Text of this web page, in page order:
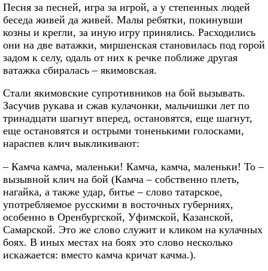
Песня за песней, игра за игрой, а у степенных людей
беседа живей да живей. Малы ребятки, покинувши
козны и крегли, за иную игру принялись. Расходились
они на две ватажки, миршенская становилась под горой
задом к селу, одаль от них к речке поближе другая
ватажка сбиралась – якимовская.
Стали якимовские супротивников на бой вызывать.
Засучив рукава и сжав кулачонки, мальчишки лет по
тринадцати шагнут вперед, остановятся, еще шагнут,
еще остановятся и острыми тоненькими голосками,
нараспев клич выкликивают:
– Камча камча, маленьки! Камча, камча, маленьки! То –
вызывной клич на бой (Камча – собственно плеть,
нагайка, а также удар, битье – слово татарское,
употребляемое русскими в восточных губерниях,
особенно в Оренбургской, Уфимской, Казанской,
Самарской. Это же слово служит и кликом на кулачных
боях. В иных местах на боях это слово несколько
искажается: вместо камча кричат качма.).